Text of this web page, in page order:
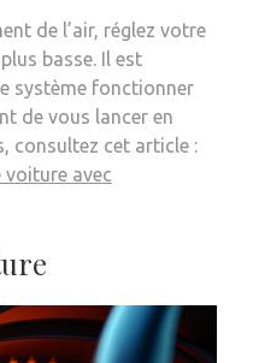
de l’air, réglez votre
basse. Il est
système fonctionner
de vous lancer en
consultez cet article :
avec